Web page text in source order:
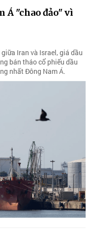
Á "chao đảo" vì
Iran và Israel, giá dầu
bán tháo cổ phiếu dầu
nhất Đông Nam Á.